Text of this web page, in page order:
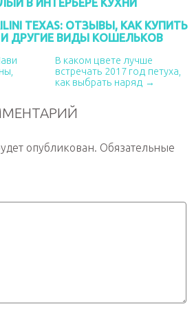
TEXAS: ОТЗЫВЫ, КАК КУПИТЬ
И ДРУГИЕ ВИДЫ КОШЕЛЬКОВ
В каком цвете лучше
встречать 2017 год петуха,
как выбрать наряд →
опубликован. Обязательные